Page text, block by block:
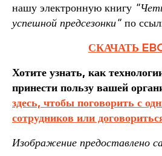
нашу электронную книгу
успешной предсезонки" по
СКАЧАТЬ
Хотите узнать, как
принести пользу вашей
здесь, чтобы поговорить с
сотрудников или
Изображение предоставлено